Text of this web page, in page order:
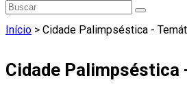
Início > Cidade Palimpséstica -
Cidade Palimpséstica